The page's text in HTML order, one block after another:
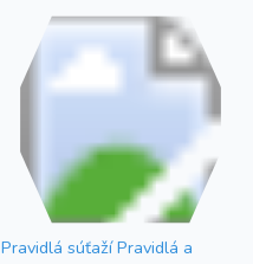
Pravidlá súťaží Pravidlá a